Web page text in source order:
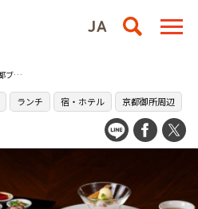
極上ふかひれランチ！京都ブライトンホテル 中国料理［花閒（かかん）］で「ふかひれの至福午餐（シーフーウーサン）」を堪能
ランチ 宿・ホテル 京都御所周辺